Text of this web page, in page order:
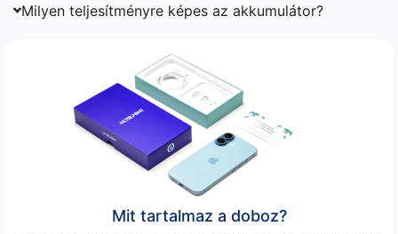
Milyen teljesítményre képes az akkumulátor?
Mit tartalmaz a doboz?